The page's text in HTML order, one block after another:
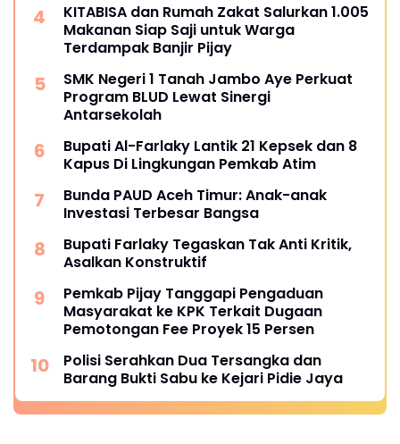
KITABISA dan Rumah Zakat Salurkan 1.005
Makanan Siap Saji untuk Warga
Terdampak Banjir Pijay
SMK Negeri 1 Tanah Jambo Aye Perkuat
Program BLUD Lewat Sinergi
Antarsekolah
Bupati Al-Farlaky Lantik 21 Kepsek dan 8
Kapus Di Lingkungan Pemkab Atim
Bunda PAUD Aceh Timur: Anak-anak
Investasi Terbesar Bangsa
Bupati Farlaky Tegaskan Tak Anti Kritik,
Asalkan Konstruktif
Pemkab Pijay Tanggapi Pengaduan
Masyarakat ke KPK Terkait Dugaan
Pemotongan Fee Proyek 15 Persen
Polisi Serahkan Dua Tersangka dan
Barang Bukti Sabu ke Kejari Pidie Jaya